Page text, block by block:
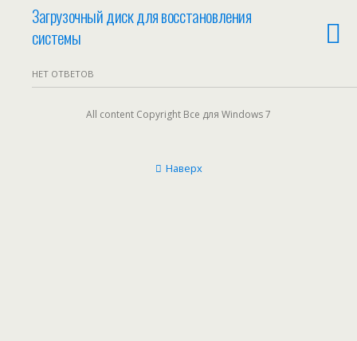
Загрузочный диск для восстановления
системы
НЕТ ОТВЕТОВ
All content Copyright Все для Windows 7
Наверх